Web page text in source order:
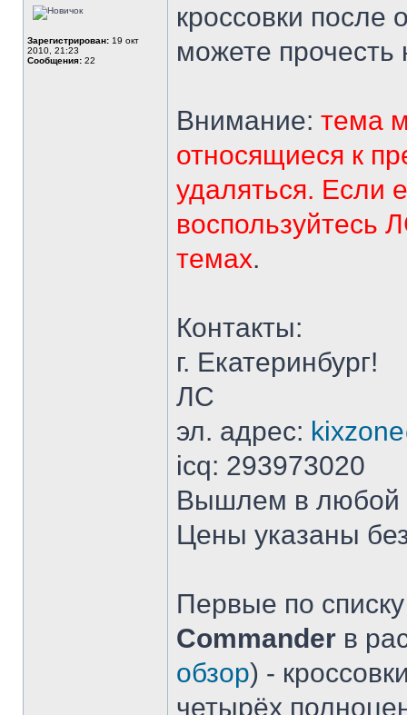
Зарегистрирован: 19 окт
2010, 21:23
Сообщения: 22
кроссовки после
можете
Внимание: тема
относящиеся к
удаляться. Если
воспользуйтесь
темах.
Контакты:
г. Екатеринбург!
ЛС
эл. адрес:
icq: 293973020
Вышлем в любой
Цены указаны
Первые по
Commander в
обзор) -
четырёх